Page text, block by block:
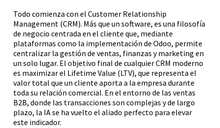
Todo comienza con el Customer Relationship
Management (CRM). Más que un software, es una filosofía
de negocio centrada en el cliente que, mediante
plataformas como la implementación de Odoo, permite
centralizar la gestión de ventas, finanzas y marketing en
un solo lugar. El objetivo final de cualquier CRM moderno
es maximizar el Lifetime Value (LTV), que representa el
valor total que un cliente aporta a la empresa durante
toda su relación comercial. En el entorno de las ventas
B2B, donde las transacciones son complejas y de largo
plazo, la IA se ha vuelto el aliado perfecto para elevar
este indicador.